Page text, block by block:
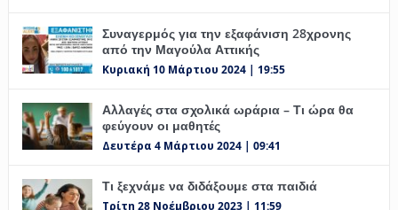
Συναγερμός για την εξαφάνιση 28χρονης
από την Μαγούλα Αττικής
Κυριακή 10 Μάρτιου 2024 | 19:55
Αλλαγές στα σχολικά ωράρια – Τι ώρα θα
φεύγουν οι μαθητές
Δευτέρα 4 Μάρτιου 2024 | 09:41
Τι ξεχνάμε να διδάξουμε στα παιδιά
Τρίτη 28 Νοέμβριου 2023 | 11:59